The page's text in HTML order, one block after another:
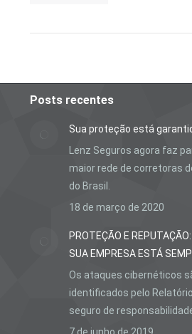
Posts recentes
Sua proteção está
Lenz Seguros agora faz
maior rede de corretoras
do Brasil.
18 de março de 2020
PROTEÇÃO E
SUA EMPRESA ESTÁ
Os ataques cibernéticos
identificados pelo
seguro de